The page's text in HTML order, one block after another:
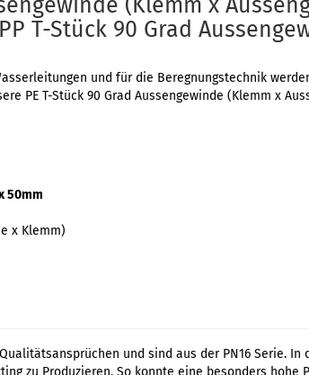
(Klemm x
T-Stück 90 Grad
und für die Beregnungstechnik
PE T-Stück 90 Grad Aussengewinde (Klemm x
50mm
x Klemm)
und sind aus der PN16 Serie. In
zu Produzieren. So konnte eine besonders hohe